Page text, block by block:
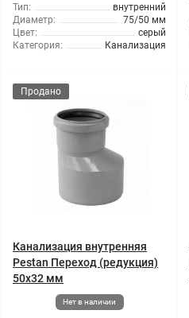
Тип:
внутренний
Диаметр:
75/50 мм
Цвет:
серый
Категория:
Канализация
Продано
Канализация внутренняя
Pestan Переход (редукция)
50x32 мм
Нет в наличии